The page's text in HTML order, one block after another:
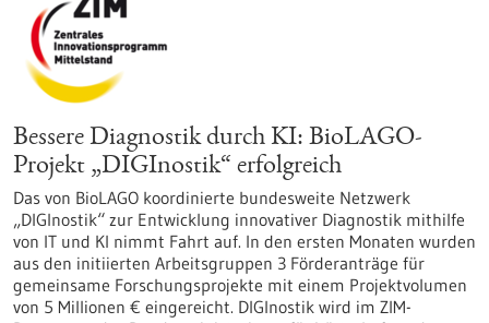
Bessere Diagnostik durch KI: BioLAGO-
Projekt „DIGInostik“ erfolgreich
Das von BioLAGO koordinierte bundesweite Netzwerk
„DIGInostik“ zur Entwicklung innovativer Diagnostik mithilfe
von IT und KI nimmt Fahrt auf. In den ersten Monaten wurden
aus den initiierten Arbeitsgruppen 3 Förderanträge für
gemeinsame Forschungsprojekte mit einem Projektvolumen
von 5 Millionen € eingereicht. DIGInostik wird im ZIM-